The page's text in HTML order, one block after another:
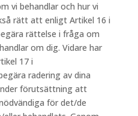
vi behandlar och hur vi
rätt att enligt Artikel 16 i
rättelse i fråga om
om dig. Vidare har
17 i
radering av dina
förutsättning att
för det/de